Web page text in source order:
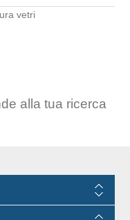
vetri
alla tua ricerca